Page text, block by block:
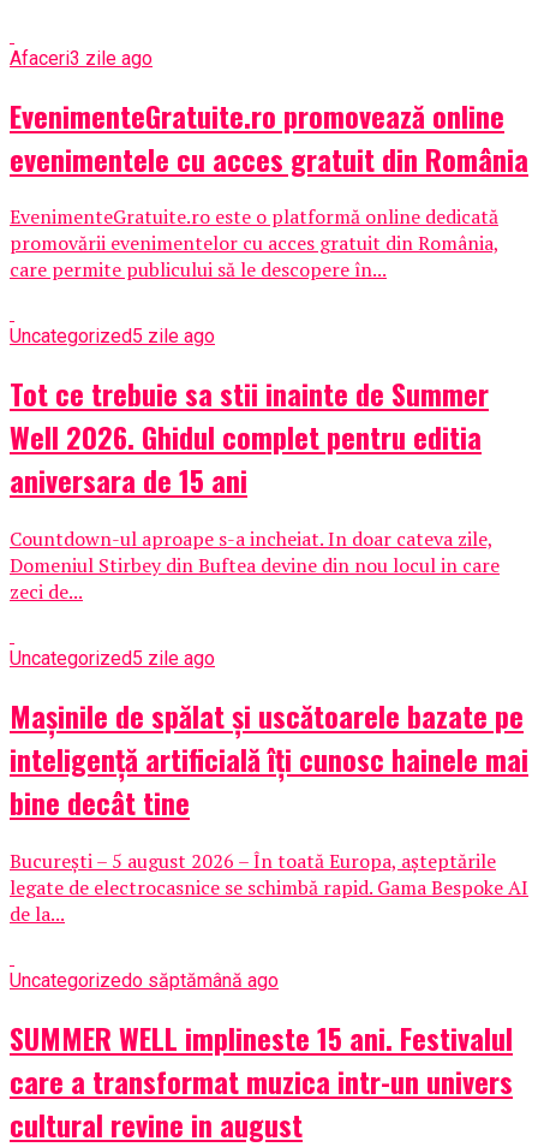
Afaceri3 zile ago
EvenimenteGratuite.ro promovează online
evenimentele cu acces gratuit din România
EvenimenteGratuite.ro este o platformă online dedicată
promovării evenimentelor cu acces gratuit din România,
care permite publicului să le descopere în...
Uncategorized5 zile ago
Tot ce trebuie sa stii inainte de Summer
Well 2026. Ghidul complet pentru editia
aniversara de 15 ani
Countdown-ul aproape s-a incheiat. In doar cateva zile,
Domeniul Stirbey din Buftea devine din nou locul in care
zeci de...
Uncategorized5 zile ago
Mașinile de spălat și uscătoarele bazate pe
inteligență artificială îți cunosc hainele mai
bine decât tine
București – 5 august 2026 – În toată Europa, așteptările
legate de electrocasnice se schimbă rapid. Gama Bespoke AI
de la...
Uncategorizedo săptămână ago
SUMMER WELL implineste 15 ani. Festivalul
care a transformat muzica intr-un univers
cultural revine in august